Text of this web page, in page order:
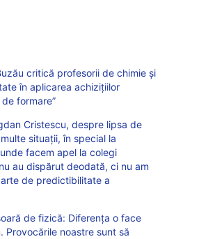
critică profesorii de chimie și
în aplicarea achiziţiilor
formare”
Cristescu, despre lipsa de
situații, în special la
facem apel la colegi
au dispărut deodată, ci nu am
de predictibilitate a
de fizică: Diferența o face
Provocările noastre sunt să